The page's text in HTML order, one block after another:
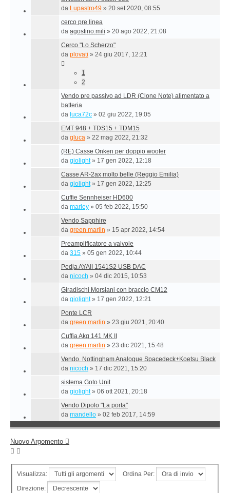
da Lupastro49 » 20 set 2020, 08:55
cerco pre linea
da agostino.mili » 20 ago 2022, 21:08
Cerco "Lo Scherzo"
da plovati » 24 giu 2017, 12:21
1
2
Vendo pre passivo ad LDR (Clone Note) alimentato a
batteria
da luca72c » 02 giu 2022, 19:05
EMT 948 + TDS15 + TDM15
da gluca » 22 mag 2022, 21:32
(RE) Casse Onken per doppio woofer
da giolight» 17 gen 2022, 12:18
Casse AR-2ax molto belle (Reggio Emilia)
da giolight» 17 gen 2022, 12:25
Cuffie Sennheiser HD600
da marley » 05 feb 2022, 15:50
Vendo Sapphire
da green marlin » 15 apr 2022, 14:54
Preamplificatore a valvole
da 315 » 05 gen 2022, 10:44
Pedja AYAII 1541S2 USB DAC
da nicoch » 04 dic 2015, 10:53
Giradischi Morsiani con braccio CM12
da giolight» 17 gen 2022, 12:21
Ponte LCR
da green marlin » 23 giu 2021, 20:40
Cuffia Akg 141 MK II
da green marlin » 23 dic 2021, 15:48
Vendo. Nottingham Analogue Spacedeck+Koetsu Black
da nicoch » 17 dic 2021, 15:20
sistema Goto Unit
da giolight» 06 ott 2021, 20:18
Vendo Dipolo "La porta"
da mandello » 02 feb 2017, 14:59
Nuovo Argomento
Visualizza:
Ordina Per:
Direzione: